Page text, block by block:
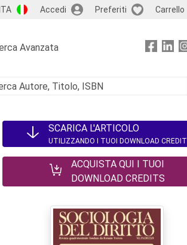
Accedi Preferiti Carrello
Avanzata
SCARICA L'ARTICOLO
UTILIZZANDO I TUOI DOWNLOAD CREDIT
ACQUISTA QUI I TUOI
DOWNLOAD CREDITS